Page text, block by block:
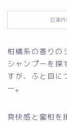
記事
柑橘系の香りの
シャンプーを探
すが、ふと目に
ー。
爽快感と蜜柑を